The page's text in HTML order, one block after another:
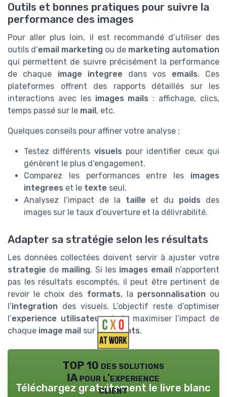
Outils et bonnes pratiques pour suivre la
performance des images
Pour aller plus loin, il est recommandé d’utiliser des
outils d’email marketing ou de marketing automation
qui permettent de suivre précisément la performance
de chaque image integree dans vos emails. Ces
plateformes offrent des rapports détaillés sur les
interactions avec les images mails : affichage, clics,
temps passé sur le mail, etc.
Quelques conseils pour affiner votre analyse :
Testez différents visuels pour identifier ceux qui
génèrent le plus d’engagement.
Comparez les performances entre les images
integrees et le texte seul.
Analysez l’impact de la taille et du poids des
images sur le taux d’ouverture et la délivrabilité.
Adapter sa stratégie selon les résultats
Les données collectées doivent servir à ajuster votre
strategie de mailing. Si les images email n’apportent
pas les résultats escomptés, il peut être pertinent de
revoir le choix des formats, la personnalisation ou
l’integration des visuels. L’objectif reste d’optimiser
l’experience utilisateuret de maximiser l’impact de
chaque image mail sur vosclients.
TOP 10 des solutions
IA pour l'experience
client
Téléchargez gratuitement le livre blanc